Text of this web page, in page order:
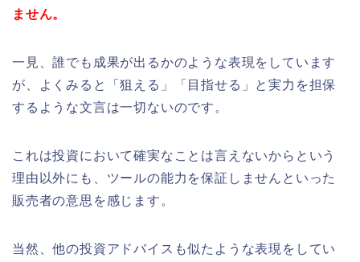
ません。
一見、誰でも成果が出るかのような表現をしています
が、よくみると「狙える」「目指せる」と実力を担保
するような文言は一切ないのです。
これは投資において確実なことは言えないからという
理由以外にも、ツールの能力を保証しませんといった
販売者の意思を感じます。
当然、他の投資アドバイスも似たような表現をしてい